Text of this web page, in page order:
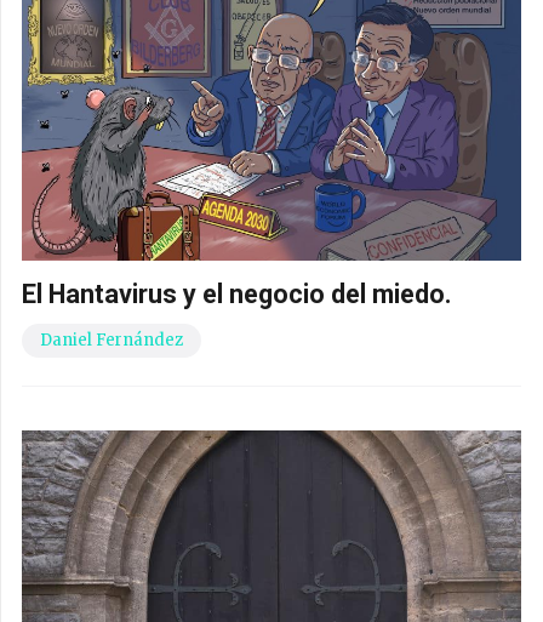
El Hantavirus y el negocio del miedo.
Daniel Fernández